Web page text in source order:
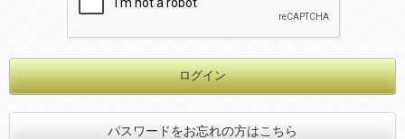
パスワードをお忘れの方はこちら